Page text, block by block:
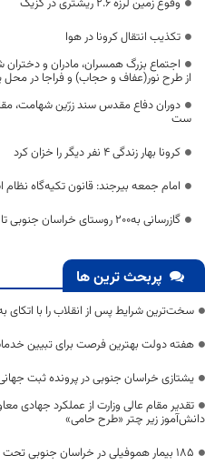
تکذیب انتقال کرونا در هوا
اجتماع بزرگ همسران، مادران و
از طرح نور(عفاف و حجاب) و فراجا در
دوران دفاع مقدس سند زرّین شهامت،
ست‌
کرونا بهار زندگی ۴ نفر دیگر را خزان کرد
امام جمعه بیرجند: قانون تکیه‌گاه
گازرسانی به۲۰۰ روستای خراسان جنوبی تا پایان سال ۹۷
پربحث ترین ها
سخت‌ترین شرایط پس از انقلاب را با
هفته دولت بهترین فرصت برای تبیین
یشتازی خراسان جنوبی در پرونده ثبت
دانش‌آموز زیر چتر «طرح حامی»
۱۸۵ بیمار هموفیلی در خراسان جنوبی تحت پوشش خدمات بیمه سلامت قرار دارند